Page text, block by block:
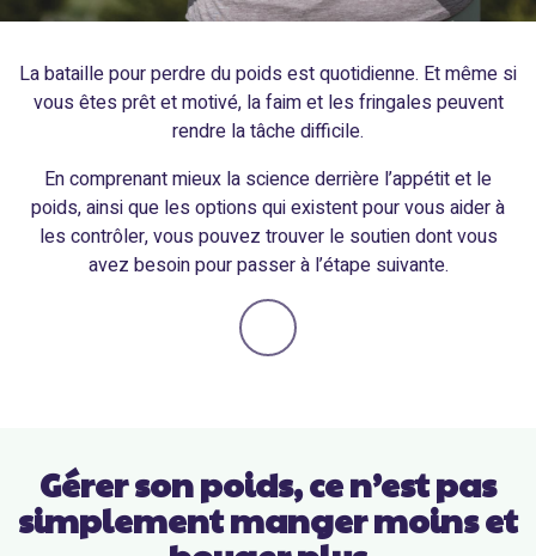
La bataille pour perdre du poids est quotidienne. Et même si
vous êtes prêt et motivé, la faim et les fringales peuvent
rendre la tâche difficile.
En comprenant mieux la science derrière l’appétit et le
poids, ainsi que les options qui existent pour vous aider à
les contrôler, vous pouvez trouver le soutien dont vous
avez besoin pour passer à l’étape suivante.
Gérer son poids, ce n’est pas
simplement manger moins et